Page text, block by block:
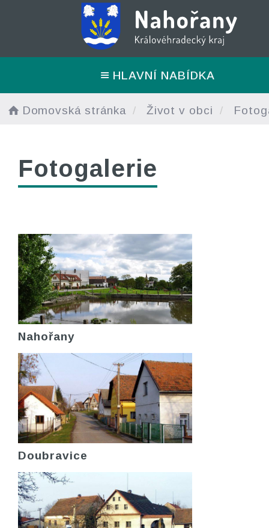
HLAVNÍ NABÍDKA
Domovská stránka Život v obci
Fotogalerie
Nahořany
Doubravice